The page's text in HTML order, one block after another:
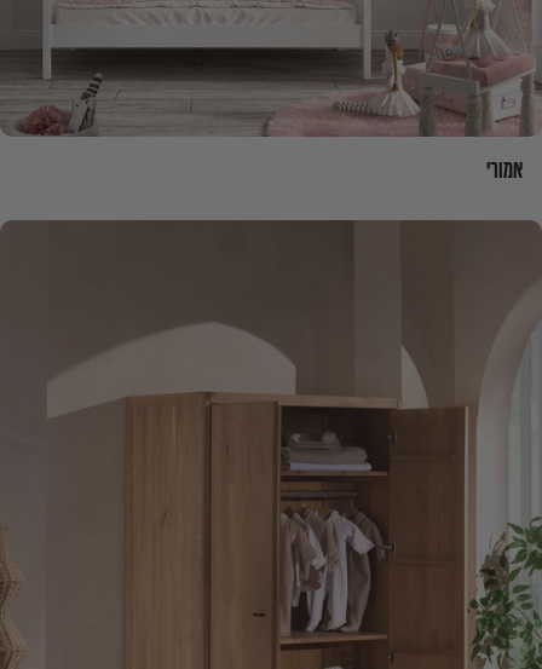
אמורי